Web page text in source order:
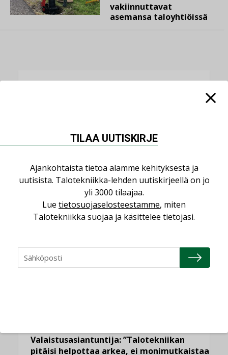
vakiinnuttavat
asemansa taloyhtiöissä
Datakeskusurakointi on tekniikkalaji
Jarno Hacklin Cervin yrityskaupasta:
”Asiakkaat hakevat kumppaneita, jotka
yhdistävät useita teknisiä osaamisalueita
saman katon alle”
AJANKOHTAISTA
”Tulevat kilpailuedut syntyvät, kun
erilliset teknologiat tuodaan yhteen”
Valaistusasiantuntija: ”Talotekniikan
pitäisi helpottaa arkea, ei monimutkaistaa
TILAA UUTISKIRJE
Ajankohtaista tietoa alamme kehityksestä ja
uutisista. Talotekniikka-lehden uutiskirjeellä on jo
yli 3000 tilaajaa.
Lue tietosuojaselosteestamme, miten
Talotekniikka suojaa ja käsittelee tietojasi.